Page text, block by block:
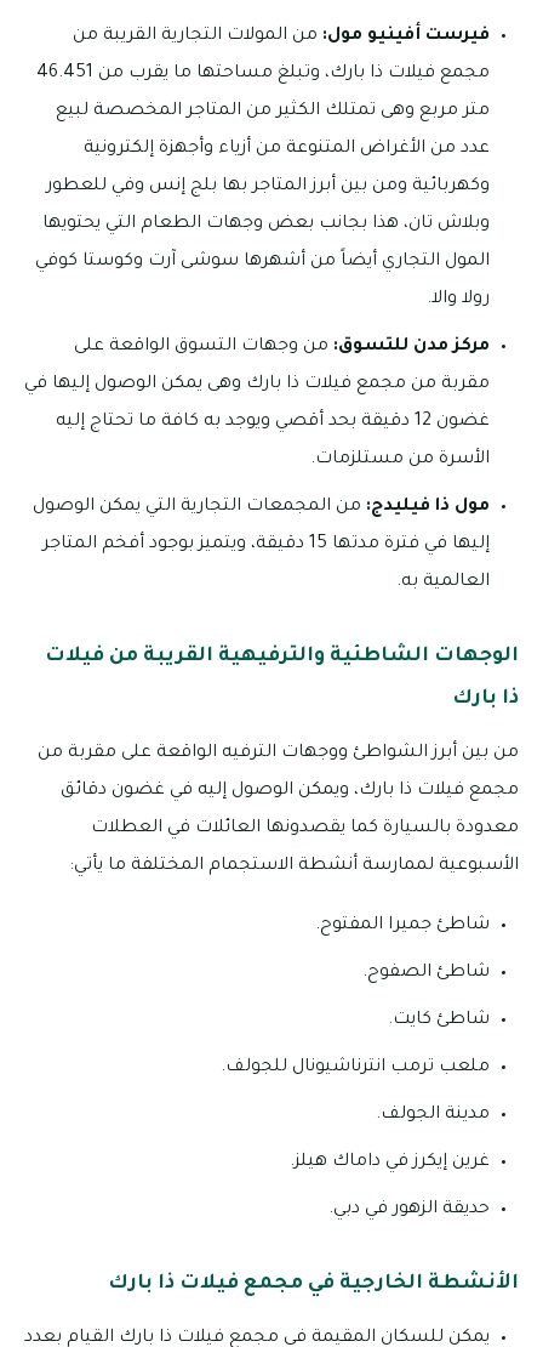
فيرست أفينيو مول: من المولات التجارية القريبة من
مجمع فيلات ذا بارك، وتبلغ مساحتها ما يقرب من 46.451
متر مربع وهى تمتلك الكثير من المتاجر المخصصة لبيع
عدد من الأغراض المتنوعة من أزياء وأجهزة إلكترونية
وكهربائية ومن بين أبرز المتاجر بها بلج إنس وفي للعطور
وبلاش تان، هذا بجانب بعض وجهات الطعام التي يحتويها
المول التجاري أيضاً من أشهرها سوشى آرت وكوستا كوفي
رولا والا.
مركز مدن للتسوق: من وجهات التسوق الواقعة على
مقربة من مجمع فيلات ذا بارك وهى يمكن الوصول إليها في
غضون 12 دقيقة بحد أقصي ويوجد به كافة ما تحتاج إليه
الأسرة من مستلزمات.
مول ذا فيليدج: من المجمعات التجارية التي يمكن الوصول
إليها في فترة مدتها 15 دقيقة، ويتميز بوجود أفخم المتاجر
العالمية به.
الوجهات الشاطئية والترفيهية القريبة من فيلات
ذا بارك
من بين أبرز الشواطئ ووجهات الترفيه الواقعة على مقربة من
مجمع فيلات ذا بارك، ويمكن الوصول إليه في غضون دقائق
معدودة بالسيارة كما يقصدونها العائلات في العطلات
الأسبوعية لممارسة أنشطة الاستجمام المختلفة ما يأتي:
شاطئ جميرا المفتوح.
شاطئ الصفوح.
شاطئ كايت.
ملعب ترمب انترناشيونال للجولف.
مدينة الجولف.
غرين إيكرز في داماك هيلز.
حديقة الزهور في دبي.
الأنشطة الخارجية في مجمع فيلات ذا بارك
يمكن للسكان المقيمة في مجمع فيلات ذا بارك القيام بعدد